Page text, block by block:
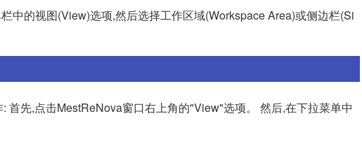
中的视图(View)选项,然后选择工作区域(Workspace Area)或侧边栏(Si
先,点击MestReNova窗口右上角的"View"选项。 然后,在下拉菜单中